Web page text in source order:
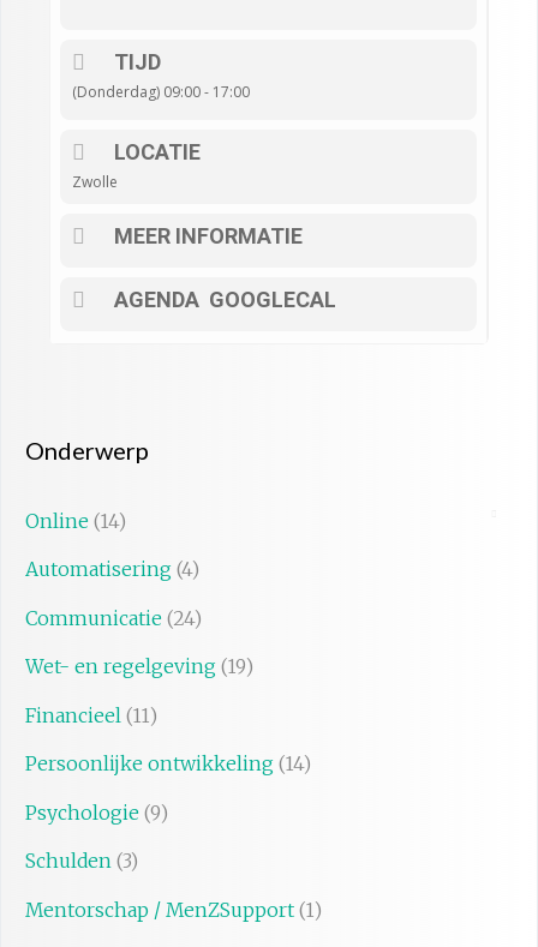
TIJD
(Donderdag) 09:00 - 17:00
LOCATIE
Zwolle
MEER INFORMATIE
AGENDA GOOGLECAL
Onderwerp
Online (14)
Automatisering (4)
Communicatie (24)
Wet- en regelgeving (19)
Financieel (11)
Persoonlijke ontwikkeling (14)
Psychologie (9)
Schulden (3)
Mentorschap / MenZSupport (1)